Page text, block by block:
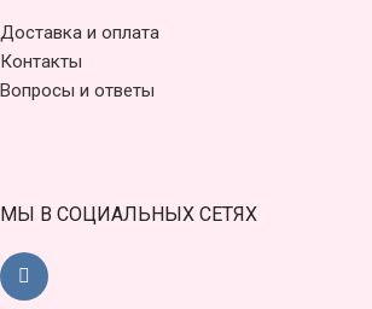
Доставка и оплата
Контакты
Вопросы и ответы
МЫ В СОЦИАЛЬНЫХ СЕТЯХ